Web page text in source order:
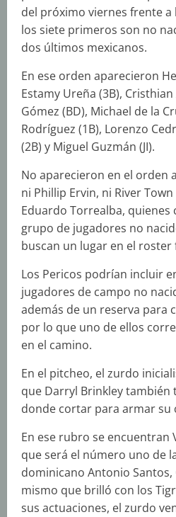
del próximo viernes frente
los siete primeros son no
dos últimos mexicanos.
En ese orden aparecieron
Estamy Ureña (3B), Cristhian
Gómez (BD), Michael de la
Rodríguez (1B), Lorenzo
(2B) y Miguel Guzmán (JI).
No aparecieron en el orden
ni Phillip Ervin, ni River
Eduardo Torrealba,
grupo de jugadores no
buscan un lugar en el roster
Los Pericos podrían incluir
jugadores de campo no
además de un reserva para
por lo que uno de ellos
en el camino.
En el pitcheo, el zurdo
que Darryl Brinkley también
donde cortar para armar su
En ese rubro se encuentran
que será el número uno de
dominicano Antonio Santos,
mismo que brilló con los
sus actuaciones, el zurdo